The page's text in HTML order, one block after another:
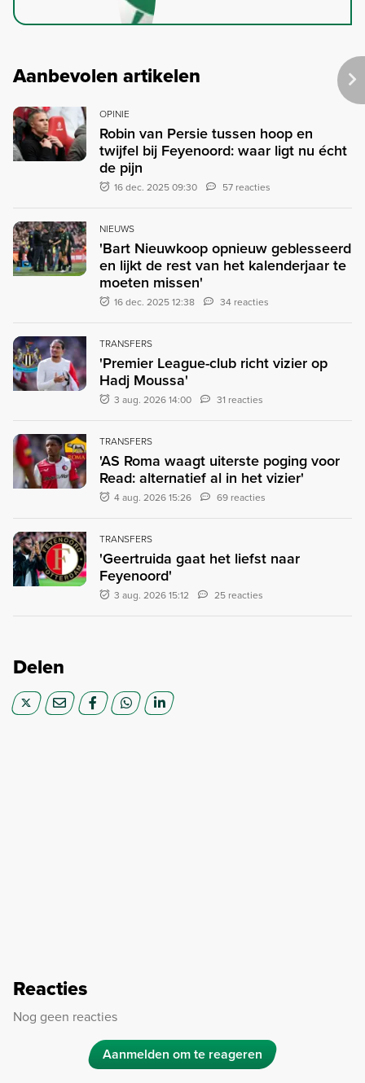
Aanbevolen artikelen
OPINIE
Robin van Persie tussen hoop en
twijfel bij Feyenoord: waar ligt nu écht
de pijn
16 dec. 2025 09:30 57 reacties
NIEUWS
'Bart Nieuwkoop opnieuw geblesseerd
en lijkt de rest van het kalenderjaar te
moeten missen'
16 dec. 2025 12:38 34 reacties
TRANSFERS
'Premier League-club richt vizier op
Hadj Moussa'
3 aug. 2026 14:00 31 reacties
TRANSFERS
'AS Roma waagt uiterste poging voor
Read: alternatief al in het vizier'
4 aug. 2026 15:26 69 reacties
TRANSFERS
'Geertruida gaat het liefst naar
Feyenoord'
3 aug. 2026 15:12 25 reacties
Delen
Reacties
Nog geen reacties
Aanmelden om te reageren